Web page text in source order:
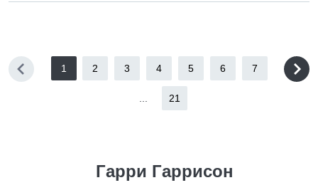
1 2 3 4 5 6 7
21
Гарри Гаррисон